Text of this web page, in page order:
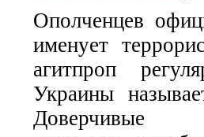
Ополченцев
именует
агитпроп
Украины
Доверчивые